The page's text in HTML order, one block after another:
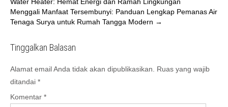
navigation
Menggali Manfaat Tersembunyi: Panduan Lengkap Pemanas Air
Tenaga Surya untuk Rumah Tangga Modern →
Tinggalkan Balasan
Alamat email Anda tidak akan dipublikasikan.
Ruas yang wajib
ditandai *
Komentar *